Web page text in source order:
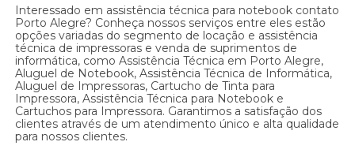
Interessado em assistência técnica para notebook contato
Porto Alegre? Conheça nossos serviços entre eles estão
opções variadas do segmento de locação e assistência
técnica de impressoras e venda de suprimentos de
informática, como Assistência Técnica em Porto Alegre,
Aluguel de Notebook, Assistência Técnica de Informática,
Aluguel de Impressoras, Cartucho de Tinta para
Impressora, Assistência Técnica para Notebook e
Cartuchos para Impressora. Garantimos a satisfação dos
clientes através de um atendimento único e alta qualidade
para nossos clientes.